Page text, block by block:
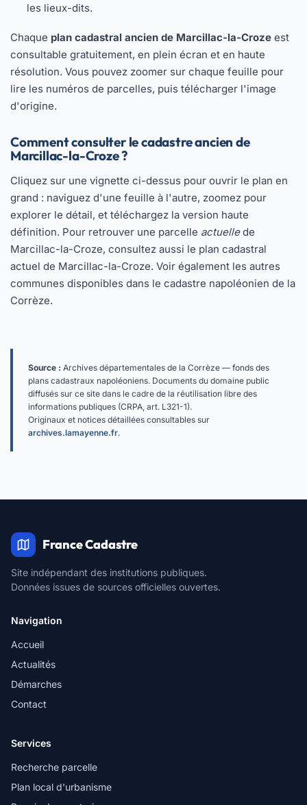
les lieux-dits.
Chaque plan cadastral ancien de Marcillac-la-Croze est
consultable gratuitement, en plein écran et en haute
résolution. Vous pouvez zoomer sur chaque feuille pour
lire les numéros de parcelles, puis télécharger l'image
d'origine.
Comment consulter le cadastre ancien de
Marcillac-la-Croze ?
Cliquez sur une vignette ci-dessus pour ouvrir le plan en
grand : naviguez d'une feuille à l'autre, zoomez pour
explorer le détail, et téléchargez la version haute
définition. Pour retrouver une parcelle actuellede
Marcillac-la-Croze, consultez aussi le plan cadastral
actuel de Marcillac-la-Croze. Voir également les autres
communes disponibles dans le cadastre napoléonien de la
Corrèze.
Source : Archives départementales de la Corrèze — fonds des
plans cadastraux napoléoniens. Documents du domaine public
diffusés sur ce site dans le cadre de la réutilisation libre des
informations publiques (CRPA, art. L321-1).
Originaux et notices détaillées consultables sur
archives.lamayenne.fr.
France Cadastre
Site indépendant des institutions publiques.
Données issues de sources officielles ouvertes.
Navigation
Accueil
Actualités
Démarches
Contact
Services
Recherche parcelle
Plan local d'urbanisme